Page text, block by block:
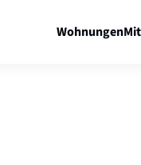
Wohnungen